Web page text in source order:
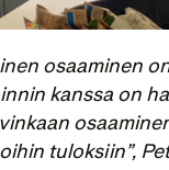
osaaminen
kanssa on
tuloksiin”,